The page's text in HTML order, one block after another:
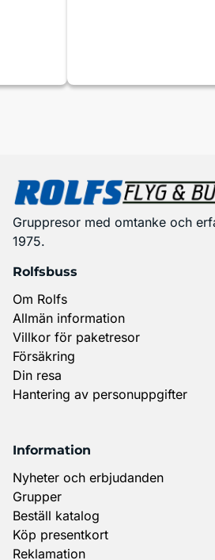
Gruppresor med omtanke och
1975.
Rolfsbuss
Om Rolfs
Allmän information
Villkor för paketresor
Försäkring
Din resa
Hantering av personuppgifter
Information
Nyheter och erbjudanden
Grupper
Beställ katalog
Köp presentkort
Reklamation